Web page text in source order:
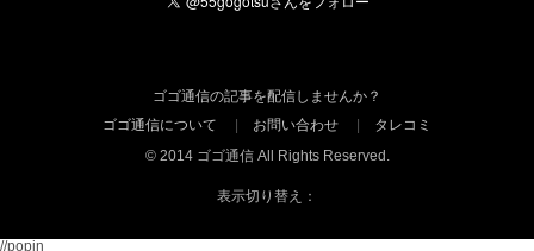
ゴゴ通信の記事を配信しませんか？
ゴゴ通信について
お問い合わせ
タレコミ
© 2014 ゴゴ通信 All Rights Reserved.
表示切り替え：
//popin